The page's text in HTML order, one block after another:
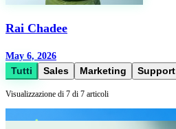
Rai Chadee
May 6, 2026
Tutti Sales Marketing Support
Visualizzazione di 7 di 7 articoli